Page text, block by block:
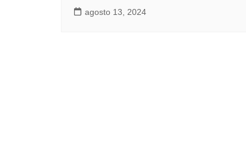
agosto 13, 2024